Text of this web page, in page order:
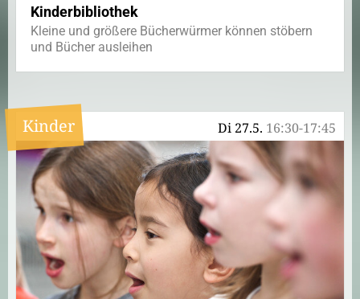
Kinderbibliothek
Kleine und größere Bücherwürmer können stöbern
und Bücher ausleihen
Di 27.5. 16:30-17:45
Kinder